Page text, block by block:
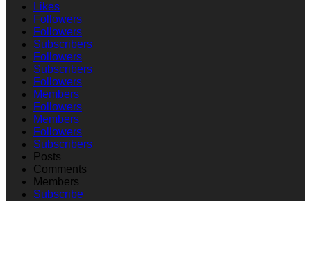
Likes
Followers
Followers
Subscribers
Followers
Subscribers
Followers
Members
Followers
Members
Followers
Subscribers
Posts
Comments
Members
Subscribe